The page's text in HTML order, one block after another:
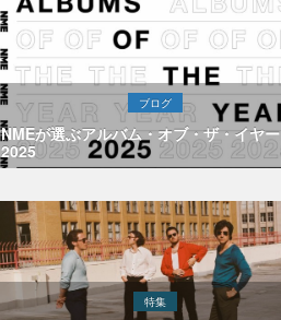
ブログ
NMEが選ぶアルバム・オブ・ザ・イヤー
2025
特集